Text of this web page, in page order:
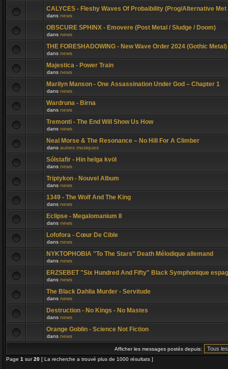
CALYCES - Fleshy Waves Of Probaibility (Prog/Alternative Met
dans news
OBSCURE SPHINX - Emovere (Post Metal / Sludge / Doom)
dans news
THE FORESHADOWING - New Wave Order 2024 (Gothic Metal)
dans news
Majestica - Power Train
dans news
Marilyn Manson - One Assassination Under God – Chapter 1
dans news
Wardruna - Birna
dans news
Tremonti - The End Will Show Us How
dans news
Neal Morse & The Resonance – No Hill For A Climber
dans autres musiques
Sólstafir - Hin helga kvöl
dans news
Triptykon - Nouvel Album
dans news
1349 - The Wolf And The King
dans news
Eclipse - Megalomanium II
dans news
Lofofora - Cœur De Cible
dans news
NYKTOPHOBIA "To The Stars" Death Mélodique allemand
dans news
ERZSEBET "Six Hundred And Fifty" Black Symphonique
dans news
The Black Dahlia Murder - Servitude
dans news
Destruction - No Kings - No Mastes
dans news
Orange Goblin - Science Not Fiction
dans news
Afficher les messages postés depuis:
Page 1 sur20 [ La recherche a trouvé plus de 1000 résultats ]